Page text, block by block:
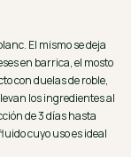
El mismo se deja
en barrica, el mosto
con duelas de roble,
los ingredientes al
de 3 días hasta
cuyo uso es ideal